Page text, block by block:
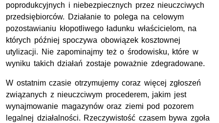
poprodukcyjnych i niebezpiecznych przez nieuczciwych
przedsiębiorców. Działanie to polega na celowym
pozostawianiu kłopotliwego ładunku właścicielom, na
których później spoczywa obowiązek kosztownej
utylizacji. Nie zapominajmy też o środowisku, które w
wyniku takich działań zostaje poważnie zdegradowane.
W ostatnim czasie otrzymujemy coraz więcej zgłoszeń
związanych z nieuczciwym procederem, jakim jest
wynajmowanie magazynów oraz ziemi pod pozorem
legalnej działalności. Rzeczywistość czasem bywa zgoła